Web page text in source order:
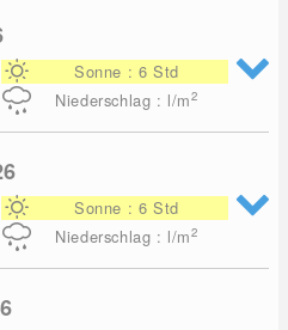
Sonne : 6 Std
Niederschlag : l/m2
Sonne : 6 Std
Niederschlag : l/m2